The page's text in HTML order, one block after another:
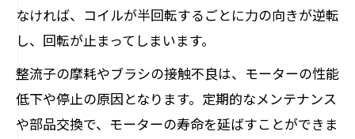
なければ、コイルが半回転するごとに力の向きが逆転
し、回転が止まってしまいます。
整流子の摩耗やブラシの接触不良は、モーターの性能
低下や停止の原因となります。定期的なメンテナンス
や部品交換で、モーターの寿命を延ばすことができま